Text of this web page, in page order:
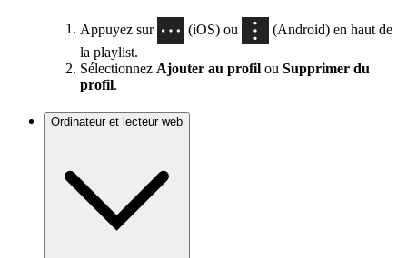
Appuyez sur (iOS) ou
(Android) en haut de
la playlist.
Sélectionnez Ajouter au profil ou Supprimer du
profil.
Ordinateur et lecteur web